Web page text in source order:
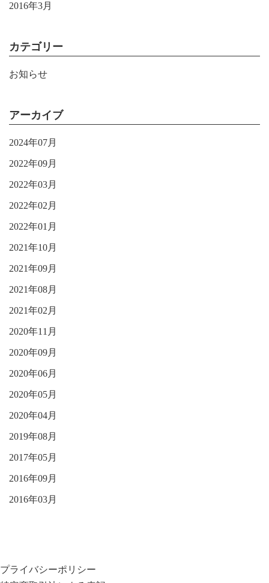
2016年3月
カテゴリー
お知らせ
アーカイブ
2024年07月
2022年09月
2022年03月
2022年02月
2022年01月
2021年10月
2021年09月
2021年08月
2021年02月
2020年11月
2020年09月
2020年06月
2020年05月
2020年04月
2019年08月
2017年05月
2016年09月
2016年03月
プライバシーポリシー